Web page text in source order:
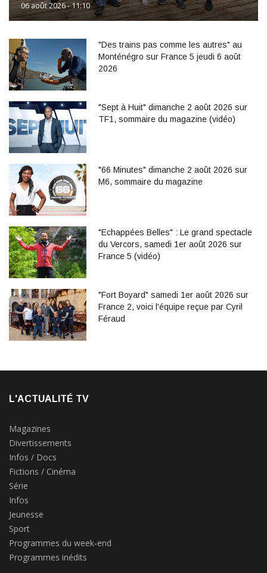
06 août 2026 - 11:10
"Des trains pas comme les autres" au
Monténégro sur France 5 jeudi 6 août
2026
"Sept à Huit" dimanche 2 août 2026 sur
TF1, sommaire du magazine (vidéo)
"66 Minutes" dimanche 2 août 2026 sur
M6, sommaire du magazine
"Echappées Belles" : Le grand spectacle
du Vercors, samedi 1er août 2026 sur
France 5 (vidéo)
"Fort Boyard" samedi 1er août 2026 sur
France 2, voici l'équipe reçue par Cyril
Féraud
L'ACTUALITÉ TV
Magazines
Divertissements
Infos / Docs
Fictions / Cinéma
Série
Infos
Jeunesse
Sport
Programmes du week-end
Programmes inédits